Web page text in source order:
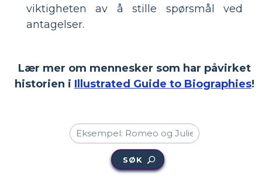
viktigheten av å stille spørsmål ved
antagelser.
Lær mer om mennesker som har påvirket
historien i Illustrated Guide to Biographies!
SØK